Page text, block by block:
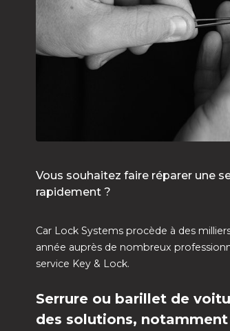
Vous souhaitez faire réparer une
rapidement ?
Car Lock Systems procède à des
année auprès de nombreux
service Key & Lock.
Serrure ou barillet de
des solutions,